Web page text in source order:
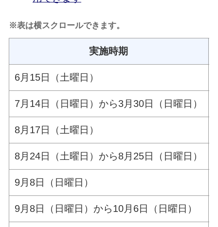
※表は横スクロールできます。
実施時期
6月15日（土曜日）
7月14日（日曜日）から3月30日（日曜日）
8月17日（土曜日）
8月24日（土曜日）から8月25日（日曜日）
9月8日（日曜日）
9月8日（日曜日）から10月6日（日曜日）